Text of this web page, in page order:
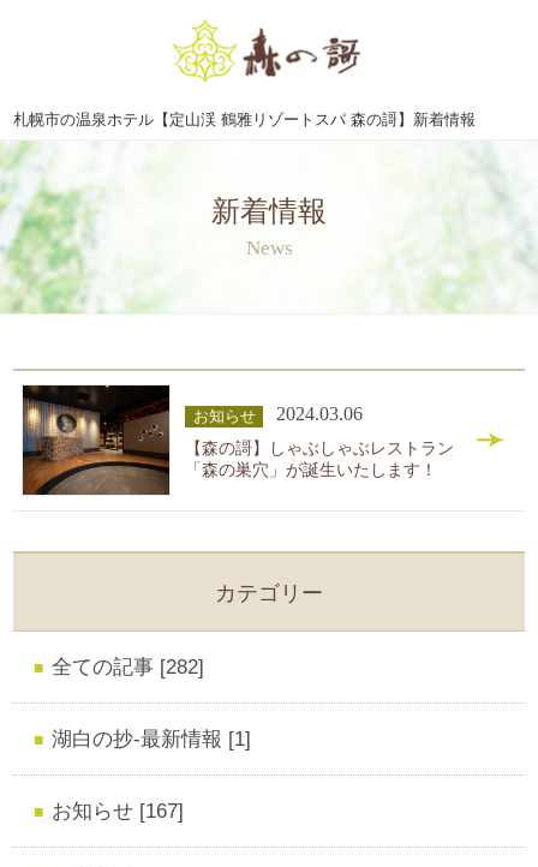
札幌市の温泉ホテル【定山渓 鶴雅リゾートスパ 森の謌】新着情報
新着情報
News
お知らせ 2024.03.06
【森の謌】しゃぶしゃぶレストラン
「森の巣穴」が誕生いたします！
カテゴリー
全ての記事 [282]
湖白の抄‐最新情報 [1]
お知らせ [167]